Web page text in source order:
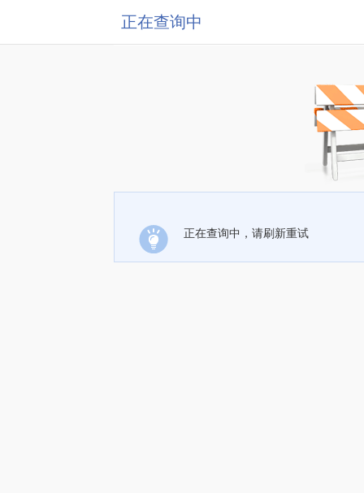
正在查询中
正在查询中，请刷新重试